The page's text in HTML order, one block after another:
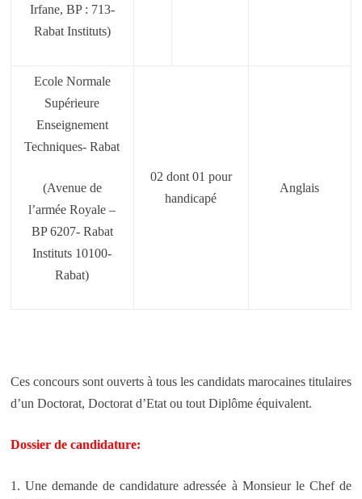
Irfane, BP : 713-
Rabat Instituts)
Ecole Normale
Supérieure
Enseignement
Techniques- Rabat
(Avenue de
l’armée Royale –
BP 6207- Rabat
Instituts 10100-
Rabat)
02 dont 01 pour
handicapé
Anglais
Ces concours sont ouverts à tous les candidats marocaines titulaires
d’un Doctorat, Doctorat d’Etat ou tout Diplôme équivalent.
Dossier de candidature:
1. Une demande de candidature adressée à Monsieur le Chef de